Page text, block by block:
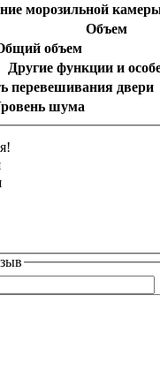
морозильной
Объем
объем
Другие функции и
перевешивания двери
шума